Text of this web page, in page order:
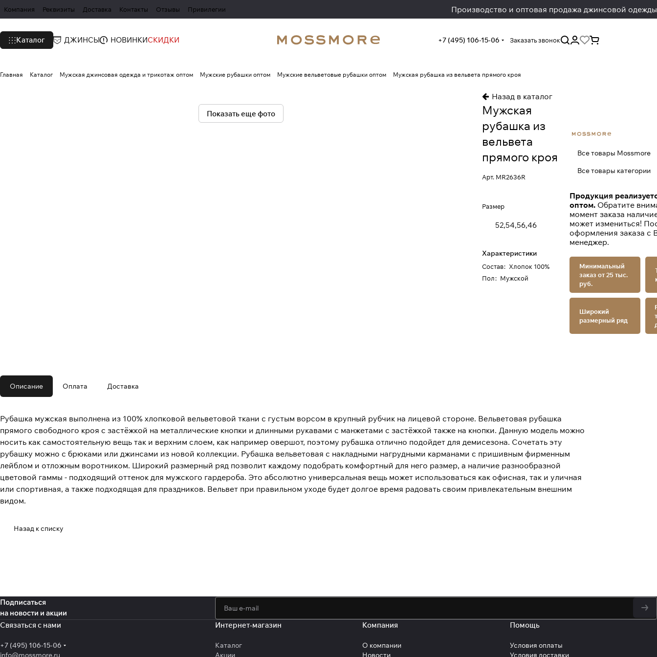
Компания Реквизиты Доставка Контакты Отзывы Привилегии Производство и оптовая продажа джинсовой одежды
Каталог ДЖИНСЫ НОВИНКИСКИДКИ +7 (495) 106-15-06 Заказать звонок
Главная Каталог Мужская джинсовая одежда и трикотаж оптом Мужские рубашки оптом Мужские вельветовые рубашки оптом Мужская рубашка из вельвета прямого кроя
Показать еще фото
Назад в каталог
Мужская
рубашка из
вельвета
прямого кроя
Арт. MR2636R
Размер
52,54,56,46
Характеристики
Состав: Хлопок 100%
Пол: Мужской
Все товары Mossmore
Все товары категории
Продукция
оптом. Обратите
момент заказа
может измениться!
оформления заказа с
менеджер.
Минимальный
заказ от 25 тыс.
руб.
Широкий
размерный ряд
Описание Оплата Доставка
Рубашка мужская выполнена из 100% хлопковой вельветовой ткани с густым ворсом в крупный рубчик на лицевой стороне. Вельветовая рубашка
прямого свободного кроя с застёжкой на металлические кнопки и длинными рукавами с манжетами с застёжкой также на кнопки. Данную модель можно
носить как самостоятельную вещь так и верхним слоем, как например овершот, поэтому рубашка отлично подойдет для демисезона. Сочетать эту
рубашку можно с брюками или джинсами из новой коллекции. Рубашка вельветовая с накладными нагрудными карманами с пришивным фирменным
лейблом и отложным воротником. Широкий размерный ряд позволит каждому подобрать комфортный для него размер, а наличие разнообразной
цветовой гаммы - подходящий оттенок для мужского гардероба. Это абсолютно универсальная вещь может использоваться как офисная, так и уличная
или спортивная, а также подходящая для праздников. Вельвет при правильном уходе будет долгое время радовать своим привлекательным внешним
видом.
Назад к списку
Подписаться
на новости и акции
Связаться с нами
+7 (495) 106-15-06
info@mossmore.ru
Интернет-магазин
Каталог
Акции
Компания
О компании
Новости
Помощь
Условия оплаты
Условия доставки